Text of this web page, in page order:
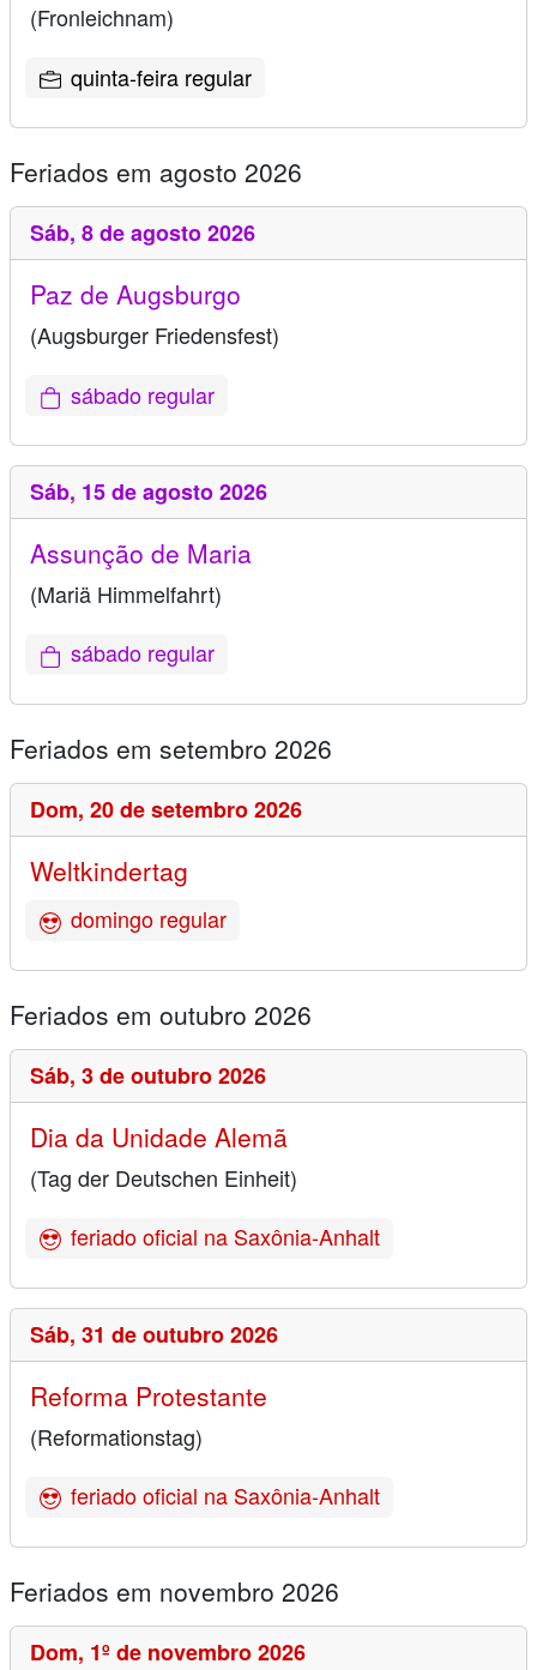
(Fronleichnam)
quinta-feira regular
Feriados em agosto 2026
Sáb, 8 de agosto 2026
Paz de Augsburgo
(Augsburger Friedensfest)
sábado regular
Sáb, 15 de agosto 2026
Assunção de Maria
(Mariä Himmelfahrt)
sábado regular
Feriados em setembro 2026
Dom, 20 de setembro 2026
Weltkindertag
domingo regular
Feriados em outubro 2026
Sáb, 3 de outubro 2026
Dia da Unidade Alemã
(Tag der Deutschen Einheit)
feriado oficial na Saxônia-Anhalt
Sáb, 31 de outubro 2026
Reforma Protestante
(Reformationstag)
feriado oficial na Saxônia-Anhalt
Feriados em novembro 2026
Dom, 1º de novembro 2026